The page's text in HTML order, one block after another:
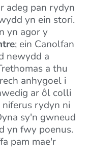
adeg pan rydyn
yn ein stori.
yn agor y
; ein Canolfan
newydd a
a thu
anhygoel i
ar ôl colli
rydyn ni
sy'n gwneud
yn fwy poenus.
pam mae'r